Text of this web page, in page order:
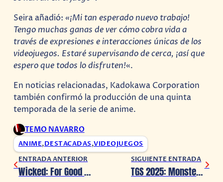
Seira añadió:«¡Mi tan esperado nuevo trabajo!
Tengo muchas ganas de ver cómo cobra vida a
través de expresiones e interacciones únicas de los
videojuegos. Estaré supervisando de cerca, ¡así que
espero que todos lo disfruten!«.
En noticias relacionadas, Kadokawa Corporation
también confirmó la producción de una quinta
temporada de la serie de anime.
TEMO NAVARRO
ANIME,DESTACADAS,VIDEOJUEGOS
ENTRADA ANTERIOR
Wicked: For Good lanza su avance final
SIGUIENTE ENTRADA
TGS 2025: Monster Hunter Stories 3: Twisted Reflection lanza tremendo nuevo avance